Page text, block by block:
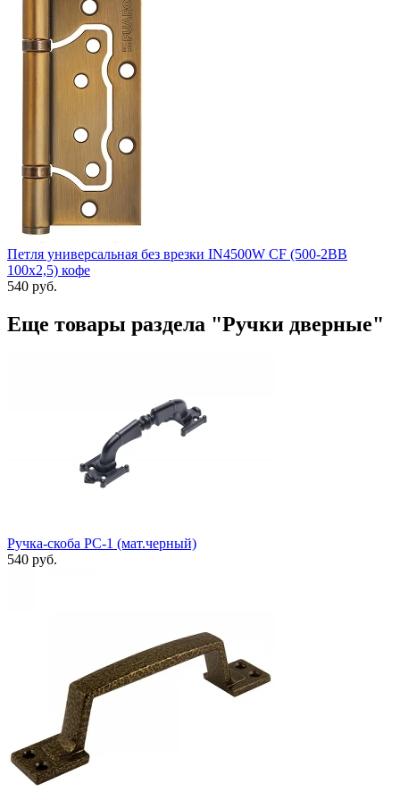
Петля универсальная без врезки IN4500W CF (500-2BB
100x2,5) кофе
540 руб.
Еще товары раздела "Ручки дверные"
Ручка-скоба РС-1 (мат.черный)
540 руб.